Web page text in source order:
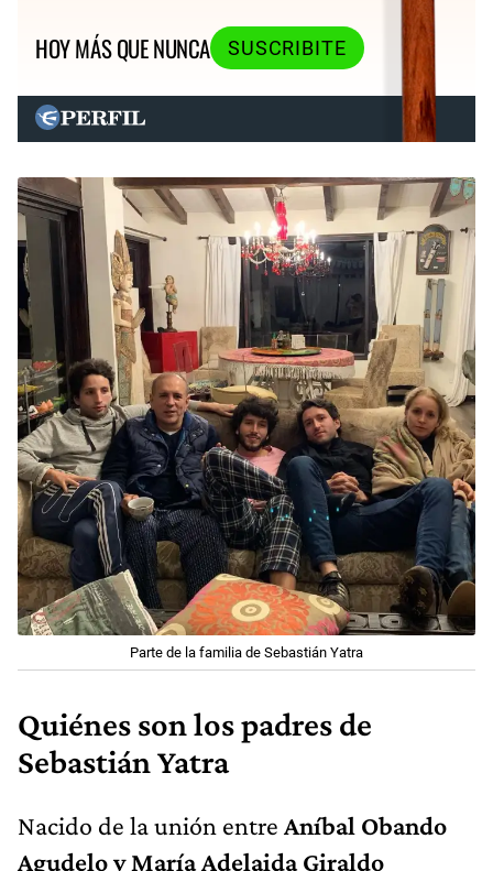
HOY MÁS QUE NUNCA
SUSCRIBITE
Parte de la familia de Sebastián Yatra
Quiénes son los padres de
Sebastián Yatra
Nacido de la unión entre Aníbal Obando
Agudelo y María Adelaida Giraldo